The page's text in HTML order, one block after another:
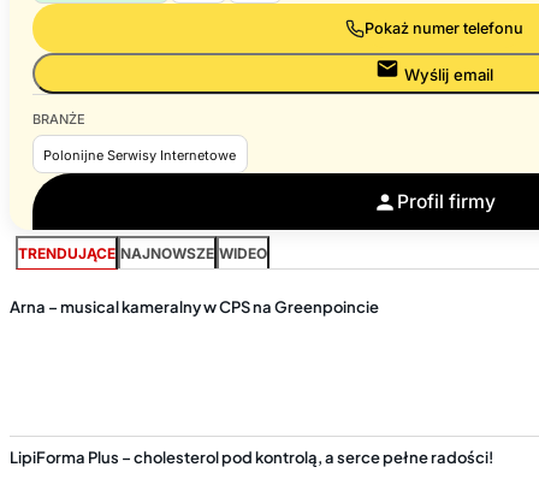
Pokaż numer telefonu
Wyślij email
BRANŻE
Polonijne Serwisy Internetowe
Profil firmy
TRENDUJĄCE NAJNOWSZE WIDEO
Arna – musical kameralny w CPS na Greenpoincie
LipiForma Plus – cholesterol pod kontrolą, a serce pełne radości!